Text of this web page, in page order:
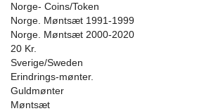
Norge- Coins/Token
Norge. Møntsæt 1991-1999
Norge. Møntsæt 2000-2020
20 Kr.
Sverige/Sweden
Erindrings-mønter.
Guldmønter
Møntsæt